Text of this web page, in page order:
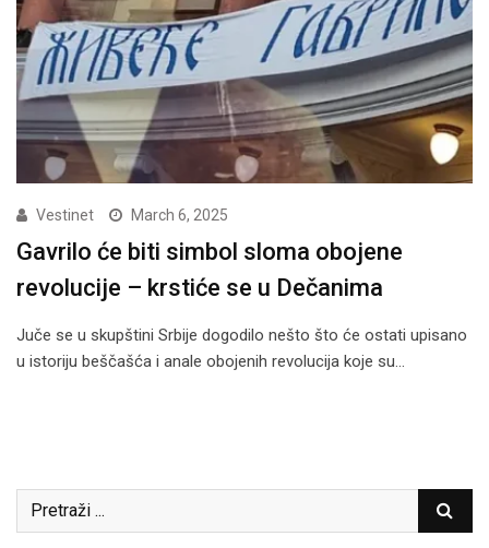
Vestinet March 6, 2025
Gavrilo će biti simbol sloma obojene
revolucije – krstiće se u Dečanima
Juče se u skupštini Srbije dogodilo nešto što će ostati upisano
u istoriju beščašća i anale obojenih revolucija koje su…